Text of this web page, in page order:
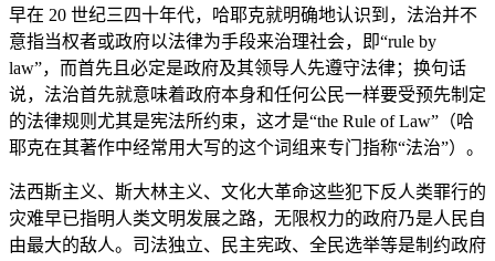
早在 20 世纪三四十年代，哈耶克就明确地认识到，法治并不
意指当权者或政府以法律为手段来治理社会，即“rule by
law”，而首先且必定是政府及其领导人先遵守法律；换句话
说，法治首先就意味着政府本身和任何公民一样要受预先制定
的法律规则尤其是宪法所约束，这才是“the Rule of Law”（哈
耶克在其著作中经常用大写的这个词组来专门指称“法治”）。
法西斯主义、斯大林主义、文化大革命这些犯下反人类罪行的
灾难早已指明人类文明发展之路，无限权力的政府乃是人民自
由最大的敌人。司法独立、民主宪政、全民选举等是制约政府